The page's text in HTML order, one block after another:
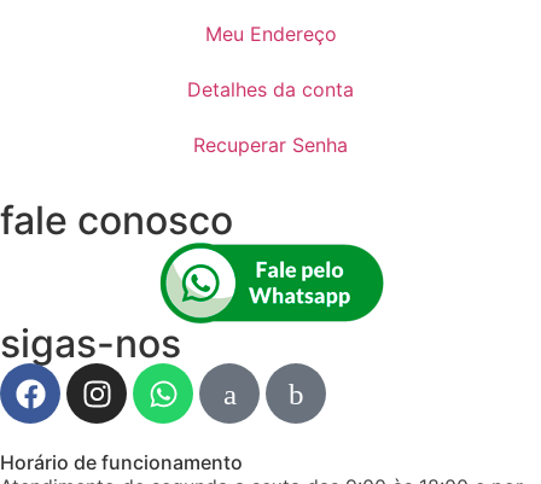
Meu Endereço
Detalhes da conta
Recuperar Senha
fale conosco
sigas-nos
Horário de funcionamento